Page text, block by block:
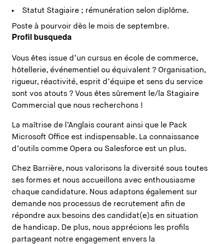
Statut Stagiaire ; rémunération selon diplôme.
Poste à pourvoir dès le mois de septembre.
Profil busqueda
Vous êtes issue d’un cursus en école de commerce,
hôtellerie, événementiel ou équivalent ? Organisation,
rigueur, réactivité, esprit d’équipe et sens du service
sont vos atouts ? Vous êtes sûrement le/la Stagiaire
Commercial que nous recherchons !
La maîtrise de l’Anglais courant ainsi que le Pack
Microsoft Office est indispensable. La connaissance
d’outils comme Opera ou Salesforce est un plus.
Chez Barrière, nous valorisons la diversité sous toutes
ses formes et nous accueillons avec enthousiasme
chaque candidature. Nous adaptons également sur
demande nos processus de recrutement afin de
répondre aux besoins des candidat(e)s en situation
de handicap. De plus, nous apprécions les profils
partageant notre engagement envers la